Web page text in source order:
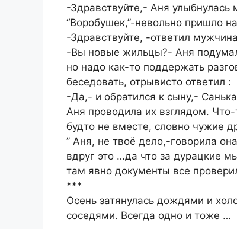
-Здравствуйте,- Аня улыбнулась
“Воробушек,”-невольно пришло
-Здравствуйте, -ответил
-Вы новые жильцы?- Аня
но надо как-то поддержать
беседовать, отрывисто ответил :
-Да,- и обратился к сыну,-
Аня проводила их взглядом.
будто не вместе, словно чужие
” Аня, не твоё дело,-говорила
вдруг это …да что за дурацкие
там явно документы все
***
Осень затянулась дождями и
соседями. Всегда одно и тоже …